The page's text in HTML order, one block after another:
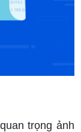
trọng ảnh